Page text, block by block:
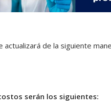
de la siguiente
serán los siguientes: